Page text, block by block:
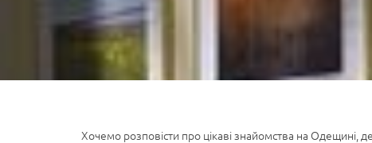
Хочемо розповісти про цікаві знайомства на Одещині,